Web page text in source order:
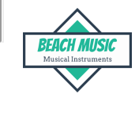
Webshop
2e hands en outlet
Acc en